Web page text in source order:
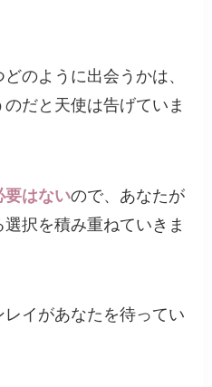
のように出会うかは、
だと天使は告げていま
要はないので、あなたが
択を積み重ねていきま
イがあなたを待ってい